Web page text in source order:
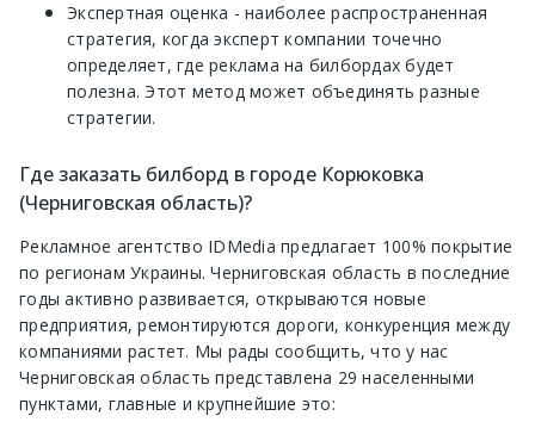
Экспертная оценка - наиболее распространенная
стратегия, когда эксперт компании точечно
определяет, где реклама на билбордах будет
полезна. Этот метод может объединять разные
стратегии.
Где заказать билборд в городе Корюковка
(Черниговская область)?
Рекламное агентство IDMedia предлагает 100% покрытие
по регионам Украины. Черниговская область в последние
годы активно развивается, открываются новые
предприятия, ремонтируются дороги, конкуренция между
компаниями растет. Мы рады сообщить, что у нас
Черниговская область представлена 29 населенными
пунктами, главные и крупнейшие это: